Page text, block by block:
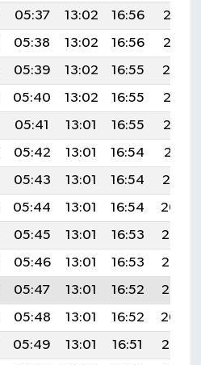
05:37 13:02 16:56
20:16
05:38 13:02 16:56
20:15
05:39 13:02 16:55
20:14
05:40 13:02 16:55
20:13
05:41 13:01 16:55
20:12
05:42 13:01 16:54
20:11
05:43 13:01 16:54
20:10
05:44 13:01 16:54
20:09
05:45 13:01 16:53
20:07
05:46 13:01 16:53
20:06
05:47 13:01 16:52
20:05
05:48 13:01 16:52
20:04
05:49 13:01 16:51
20:03